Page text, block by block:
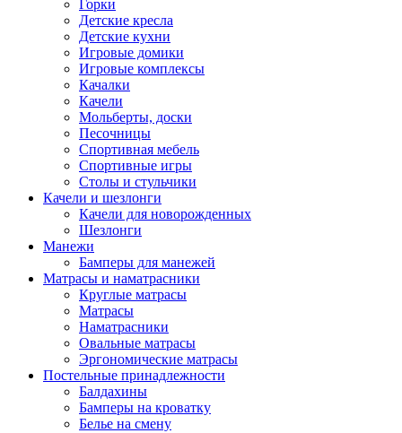
Горки
Детские кресла
Детские кухни
Игровые домики
Игровые комплексы
Качалки
Качели
Мольберты, доски
Песочницы
Спортивная мебель
Спортивные игры
Столы и стульчики
Качели и шезлонги
Качели для новорожденных
Шезлонги
Манежи
Бамперы для манежей
Матрасы и наматрасники
Круглые матрасы
Матрасы
Наматрасники
Овальные матрасы
Эргономические матрасы
Постельные принадлежности
Балдахины
Бамперы на кроватку
Белье на смену